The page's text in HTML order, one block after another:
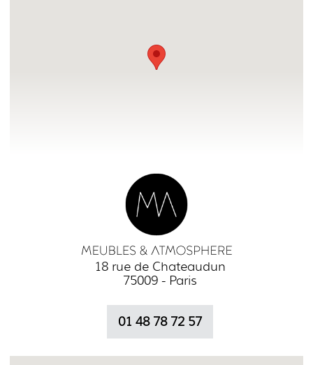
18 rue de Chateaudun
75009 - Paris
01 48 78 72 57